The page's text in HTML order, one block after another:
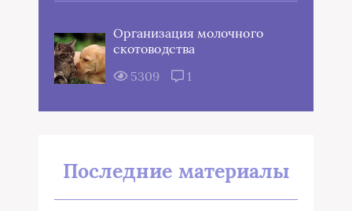
Организация молочного
скотоводства
5309
1
Последние материалы